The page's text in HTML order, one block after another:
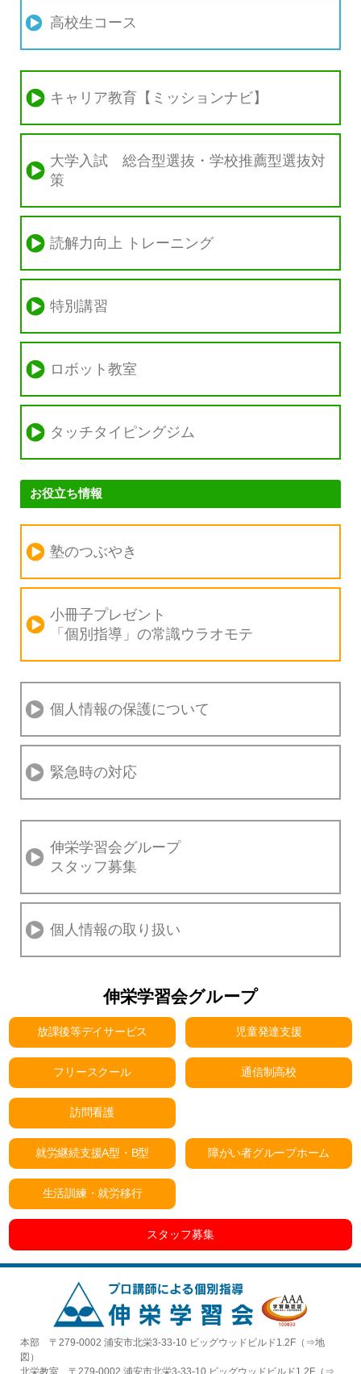
高校生コース
キャリア教育【ミッションナビ】
大学入試 総合型選抜・学校推薦型選抜対
策
読解力向上 トレーニング
特別講習
ロボット教室
タッチタイピングジム
お役立ち情報
塾のつぶやき
小冊子プレゼント
「個別指導」の常識ウラオモテ
個人情報の保護について
緊急時の対応
伸栄学習会グループ
スタッフ募集
個人情報の取り扱い
伸栄学習会グループ
放課後等デイサービス 児童発達支援
フリースクール 通信制高校
訪問看護
就労継続支援A型・B型 障がい者グループホーム
生活訓練・就労移行
スタッフ募集
本部 〒279-0002 浦安市北栄3-33-10 ビッグウッドビルド1.2F（⇒地
図 ）
北栄教室 〒279-0002 浦安市北栄3-33-10 ビッグウッドビルド1.2F（⇒